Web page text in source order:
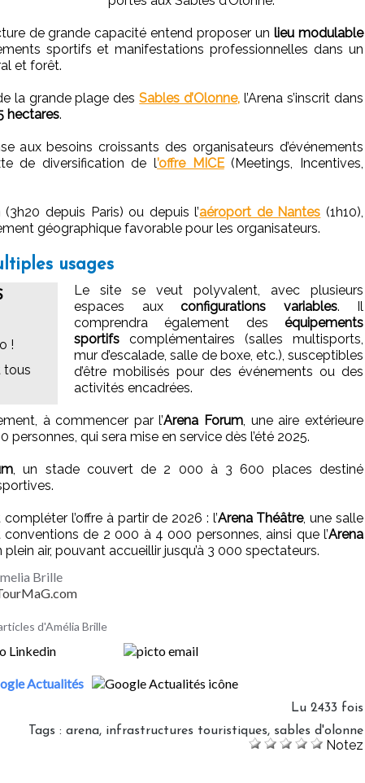
de grande capacité entend proposer un lieu modulable
sportifs et manifestations professionnelles dans un
et forêt.
la grande plage desSables d’Olonne, l’Arena s’inscrit dans
hectares.
aux besoins croissants des organisateurs d’événements
de diversification de l’offre MICE(Meetings, Incentives,
depuis Paris) ou depuis l’aéroport de Nantes (1h10),
géographique favorable pour les organisateurs.
usages
!
tous
Le site se veut polyvalent, avec plusieurs
espaces aux configurations variables. Il
comprendra également des équipements
sportifs complémentaires (salles multisports,
mur d’escalade, salle de boxe, etc.), susceptibles
d’être mobilisés pour des événements ou des
activités encadrées.
à commencer par l’Arena Forum, une aire extérieure
personnes, qui sera mise en service dès l’été 2025.
, un stade couvert de 2 000 à 3 600 places destiné
l’offre à partir de 2026 : l’Arena Théâtre, une salle
de 2 000 à 4 000 personnes, ainsi que l’Arena
air, pouvant accueillir jusqu’à 3 000 spectateurs.
Brille
d'Amélia Brille
Actualités
Lu 2433 fois
Tags : arena, infrastructures touristiques, sables d'olonne
Notez